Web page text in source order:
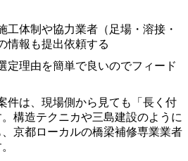
工体制や協力業者（足場・溶接・
情報も提出依頼する
定理由を簡単で良いのでフィード
件は、現場側から見ても「長く付
構造テクニカや三島建設のように
京都ローカルの橋梁補修専業業者